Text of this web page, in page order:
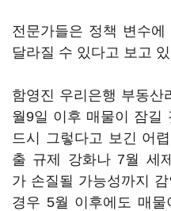
전문가들은 정책 변수에
달라질 수 있다고 보고
함영진 우리은행 부동산
월9일 이후 매물이 잠길
드시 그렇다고 보긴 어
출 규제 강화나 7월 세
가 손질될 가능성까지
경우 5월 이후에도 매